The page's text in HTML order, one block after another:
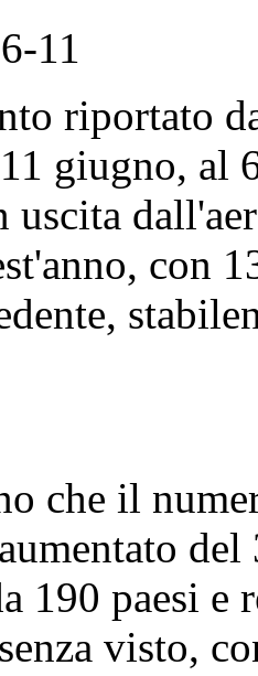
11
riportato
giugno, al
uscita
con
che il
190 paesi e
visto,